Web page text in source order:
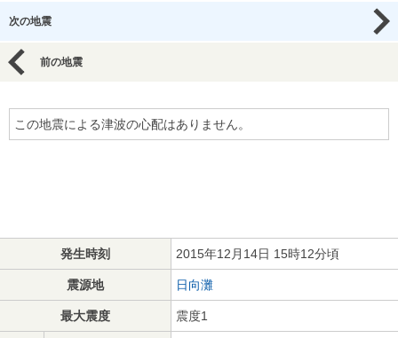
次の地震
前の地震
この地震による津波の心配はありません。
発生時刻 2015年12月14日 15時12分頃
震源地 日向灘
最大震度 震度1